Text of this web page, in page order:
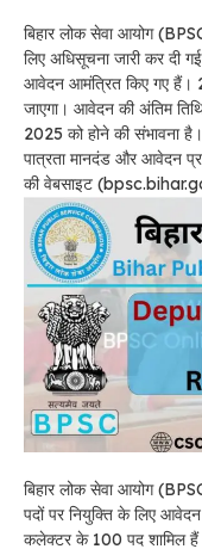
बिहार लोक सेवा आयोग
लिए अधिसूचना जारी कर दी
आवेदन आमंत्रित किए गए
जाएगा। आवेदन की अंतिम
2025 को होने की संभावना
पात्रता मानदंड और आवेदन
की वेबसाइट
बिहार लोक सेवा आयोग
पदों पर नियुक्ति के लिए आवेदन
कलेक्टर के 100 पद शामिल